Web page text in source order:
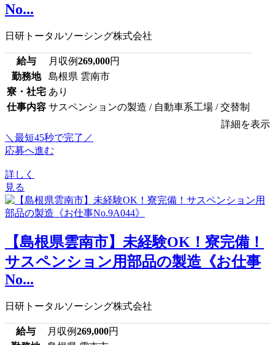
No...
日研トータルソーシング株式会社
給与 月収例269,000円
勤務地
島根県 雲南市
寮・社宅 あり
仕事内容 サスペンションの製造 / 自動車系工場 / 交替制
詳細を表示
＼最短45秒で完了／
応募へ進む
詳しく
見る
【島根県雲南市】未経験OK！寮完備！
サスペンション用部品の製造《お仕事
No...
日研トータルソーシング株式会社
給与 月収例269,000円